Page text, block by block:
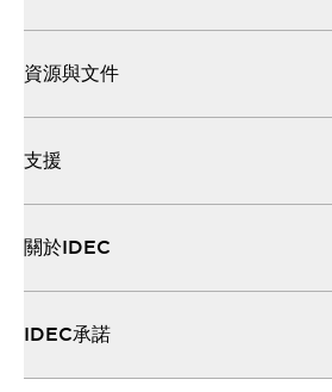
資源與文件
支援
關於IDEC
IDEC承諾